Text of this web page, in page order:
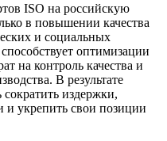
ISO на российскую
в повышении качества
и социальных
оптимизации
на контроль качества и
В результате
издержки,
и укрепить свои позиции